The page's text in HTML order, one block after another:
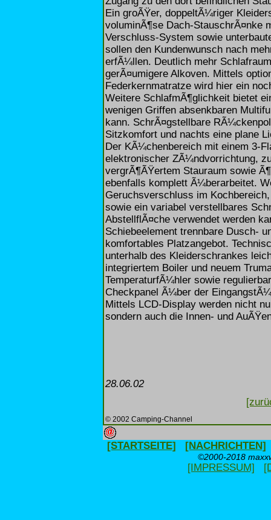
Ein groÃŸer, doppeltÃ¼riger
voluminÃ¶se Dach-StauschrÃ¤nke
Verschluss-System sowie
sollen den Kundenwunsch nach
erfÃ¼llen. Deutlich mehr
gerÃ¤umigere Alkoven. Mittels
Federkernmatratze wird hier ein
Weitere SchlafmÃ¶glichkeit bietet
wenigen Griffen absenkbaren
kann. SchrÃ¤gstellbare
Sitzkomfort und nachts eine plane
Der KÃ¼chenbereich mit einem 3-
elektronischer ZÃ¼ndvorrichtung,
vergrÃ¶ÃŸertem Stauraum sowie
ebenfalls komplett Ã¼berarbeitet.
Geruchsverschluss im
sowie ein variabel verstellbares
AbstellflÃ¤che verwendet werden
Schiebeelement trennbare Dusch-
komfortables Platzangebot.
unterhalb des Kleiderschrankes
integriertem Boiler und neuem
TemperaturfÃ¼hler sowie
Checkpanel Ã¼ber der
Mittels LCD-Display werden nicht
sondern auch die Innen- und
28.06.02
© 2002 Camping-Channel
[STARTSEITE] [NACHRICHTEN]
©2000-2018
[IMPRESSUM]